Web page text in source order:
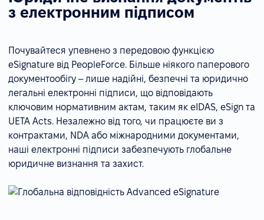
з електронним підписом
Почувайтеся упевнено з передовою функцією
eSignature від PeopleForce. Більше ніякого паперового
документообігу – лише надійні, безпечні та юридично
легальні електронні підписи, що відповідають
ключовим нормативним актам, таким як eIDAS, eSign та
UETA Acts. Незалежно від того, чи працюєте ви з
контрактами, NDA або міжнародними документами,
наші електронні підписи забезпечують глобальне
юридичне визнання та захист.